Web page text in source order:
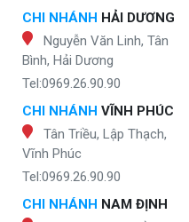
CHI NHÁNH HẢI DƯƠNG
Nguyễn Văn Linh, Tân
Bình, Hải Dương
Tel:0969.26.90.90
CHI NHÁNH VĨNH PHÚC
Tân Triều, Lập Thạch,
Vĩnh Phúc
Tel:0969.26.90.90
CHI NHÁNH NAM ĐỊNH